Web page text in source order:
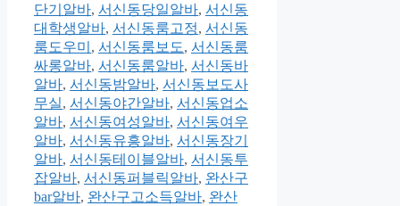
단기알바, 서신동당일알바, 서신동
대학생알바, 서신동룸고정, 서신동
룸도우미 , 서신동룸보도, 서신동룸
싸롱알바, 서신동룸알바, 서신동바
알바, 서신동밤알바, 서신동보도사
무실, 서신동야간알바, 서신동업소
알바, 서신동여성알바, 서신동여우
알바, 서신동유흥알바, 서신동장기
알바, 서신동테이블알바, 서신동투
잡알바, 서신동퍼블릭알바, 완산구
bar알바, 완산구고소득알바, 완산